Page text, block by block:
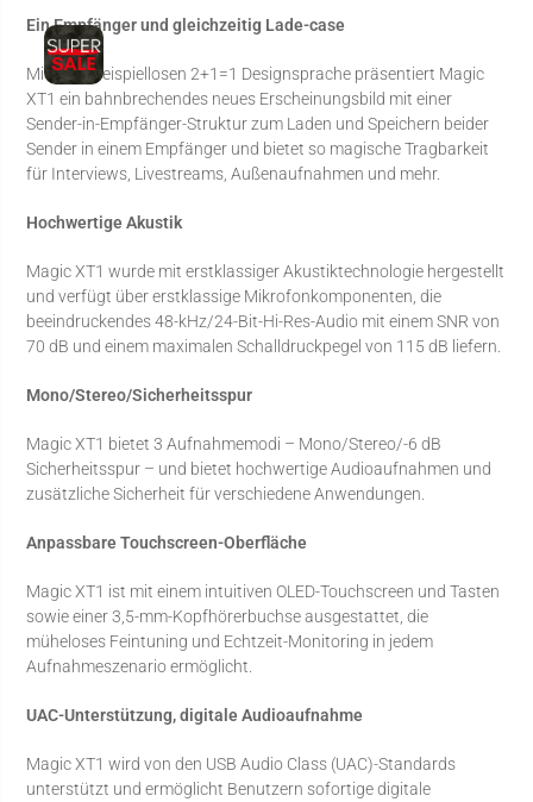
Ein Empfänger und gleichzeitig Lade-case
Mit einer beispiellosen 2+1=1 Designsprache präsentiert Magic
XT1 ein bahnbrechendes neues Erscheinungsbild mit einer
Sender-in-Empfänger-Struktur zum Laden und Speichern beider
Sender in einem Empfänger und bietet so magische Tragbarkeit
für Interviews, Livestreams, Außenaufnahmen und mehr.
Hochwertige Akustik
Magic XT1 wurde mit erstklassiger Akustiktechnologie hergestellt
und verfügt über erstklassige Mikrofonkomponenten, die
beeindruckendes 48-kHz/24-Bit-Hi-Res-Audio mit einem SNR von
70 dB und einem maximalen Schalldruckpegel von 115 dB liefern.
Mono/Stereo/Sicherheitsspur
Magic XT1 bietet 3 Aufnahmemodi – Mono/Stereo/-6 dB
Sicherheitsspur – und bietet hochwertige Audioaufnahmen und
zusätzliche Sicherheit für verschiedene Anwendungen.
Anpassbare Touchscreen-Oberfläche
Magic XT1 ist mit einem intuitiven OLED-Touchscreen und Tasten
sowie einer 3,5-mm-Kopfhörerbuchse ausgestattet, die
müheloses Feintuning und Echtzeit-Monitoring in jedem
Aufnahmeszenario ermöglicht.
UAC-Unterstützung, digitale Audioaufnahme
Magic XT1 wird von den USB Audio Class (UAC)-Standards
unterstützt und ermöglicht Benutzern sofortige digitale